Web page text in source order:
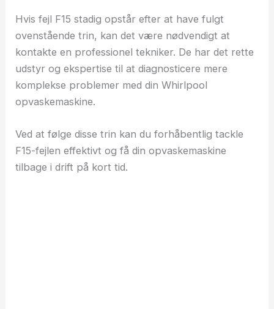
Hvis fejl F15 stadig opstår efter at have fulgt
ovenstående trin, kan det være nødvendigt at
kontakte en professionel tekniker. De har det rette
udstyr og ekspertise til at diagnosticere mere
komplekse problemer med din Whirlpool
opvaskemaskine.
Ved at følge disse trin kan du forhåbentlig tackle
F15-fejlen effektivt og få din opvaskemaskine
tilbage i drift på kort tid.